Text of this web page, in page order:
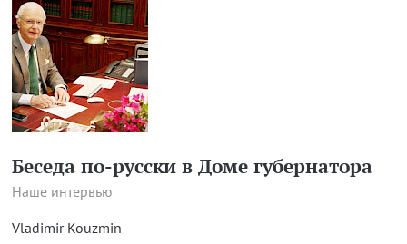
Беседа по-русски в Доме губернатора
Наше интервью
Vladimir Kouzmin